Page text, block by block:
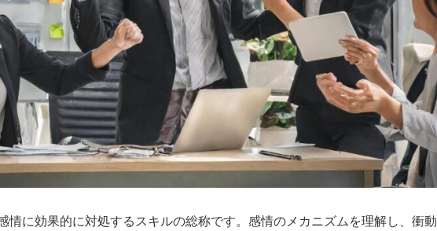
情に効果的に対処するスキルの総称です。感情のメカニズムを理解し、衝動